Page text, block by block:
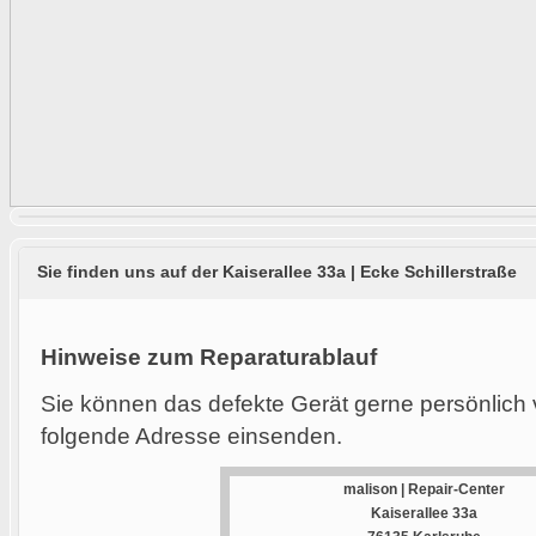
Sie finden uns auf der Kaiserallee 33a | Ecke Schillerstraße
Hinweise zum Reparaturablauf
Sie können das defekte Gerät gerne
folgende Adresse einsenden.
malison | Repair-Center
Kaiserallee 33a